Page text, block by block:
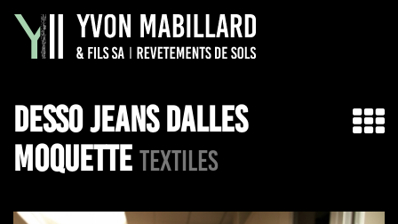
DESSO JEANS DALLES
MOQUETTE TEXTILES